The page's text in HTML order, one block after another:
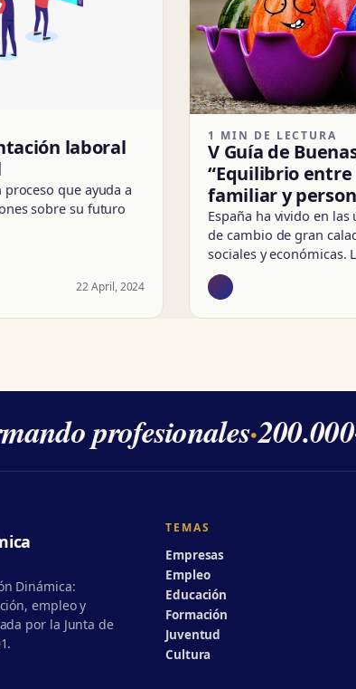
laboral
que ayuda a
sobre su futuro
22 April, 2024
1 MIN DE LECTURA
V Guía de
“Equilibrio
familiar y
España ha vivido en
de cambio de gran
sociales y económicas.
profesionales·
Dinámica:
empleo y
por la Junta de
TEMAS
Empresas
Empleo
Educación
Formación
Juventud
Cultura